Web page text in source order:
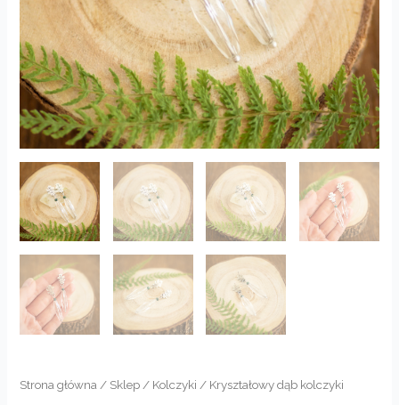
Strona główna / Sklep / Kolczyki / Kryształowy dąb kolczyki